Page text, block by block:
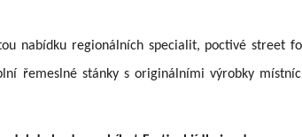
nabídku regionálních specialit, poctivé street
řemeslné stánky s originálními výrobky